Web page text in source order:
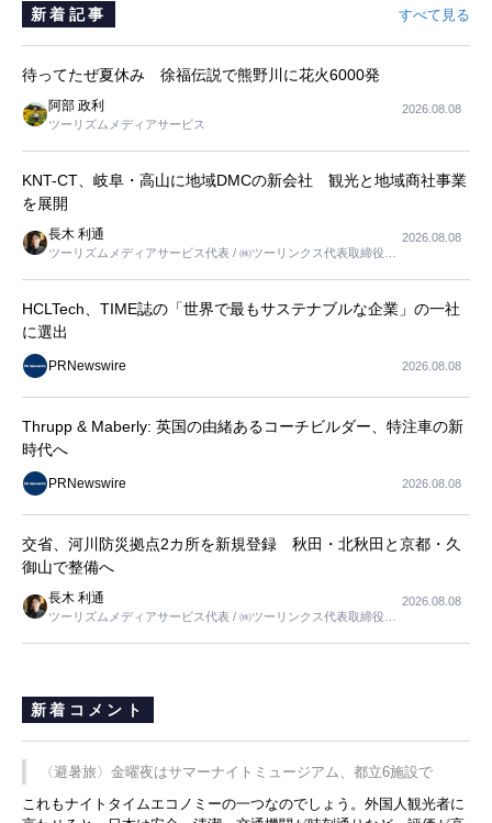
新着記事 すべて見る
待ってたぜ夏休み 徐福伝説で熊野川に花火6000発
阿部 政利
ツーリズムメディアサービス
2026.08.08
KNT-CT、岐阜・高山に地域DMCの新会社 観光と地域商社事業
を展開
長木 利通
ツーリズムメディアサービス代表 / ㈱ツーリンクス代表取締役社
2026.08.08
HCLTech、TIME誌の「世界で最もサステナブルな企業」の一社
に選出
PRNewswire 2026.08.08
Thrupp & Maberly: 英国の由緒あるコーチビルダー、特注車の新
時代へ
PRNewswire 2026.08.08
交省、河川防災拠点2カ所を新規登録 秋田・北秋田と京都・久
御山で整備へ
長木 利通
ツーリズムメディアサービス代表 / ㈱ツーリンクス代表取締役社
2026.08.08
新着コメント
〈避暑旅〉金曜夜はサマーナイトミュージアム、都立6施設で
これもナイトタイムエコノミーの一つなのでしょう。外国人観光者に